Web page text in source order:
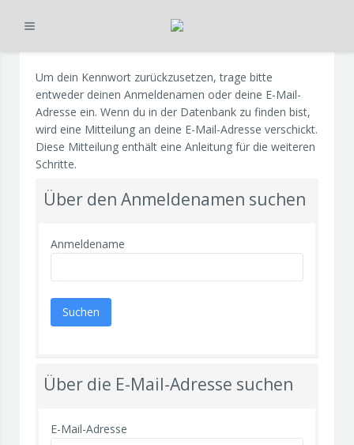
Ausklappen
Um dein Kennwort zurückzusetzen, trage bitte
entweder deinen Anmeldenamen oder deine E-Mail-
Adresse ein. Wenn du in der Datenbank zu finden bist,
wird eine Mitteilung an deine E-Mail-Adresse verschickt.
Diese Mitteilung enthält eine Anleitung für die weiteren
Schritte.
Über den Anmeldenamen suchen
Anmeldename
Über die E-Mail-Adresse suchen
E-Mail-Adresse